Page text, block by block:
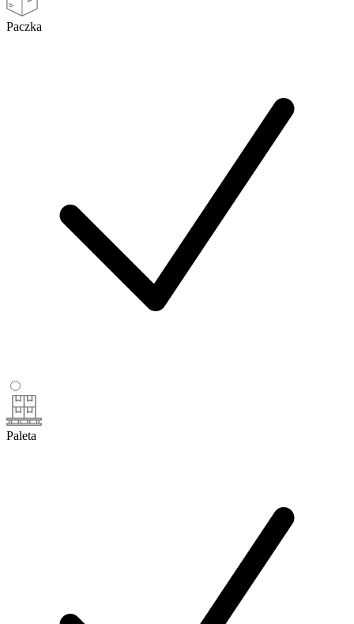
Paczka
Paleta